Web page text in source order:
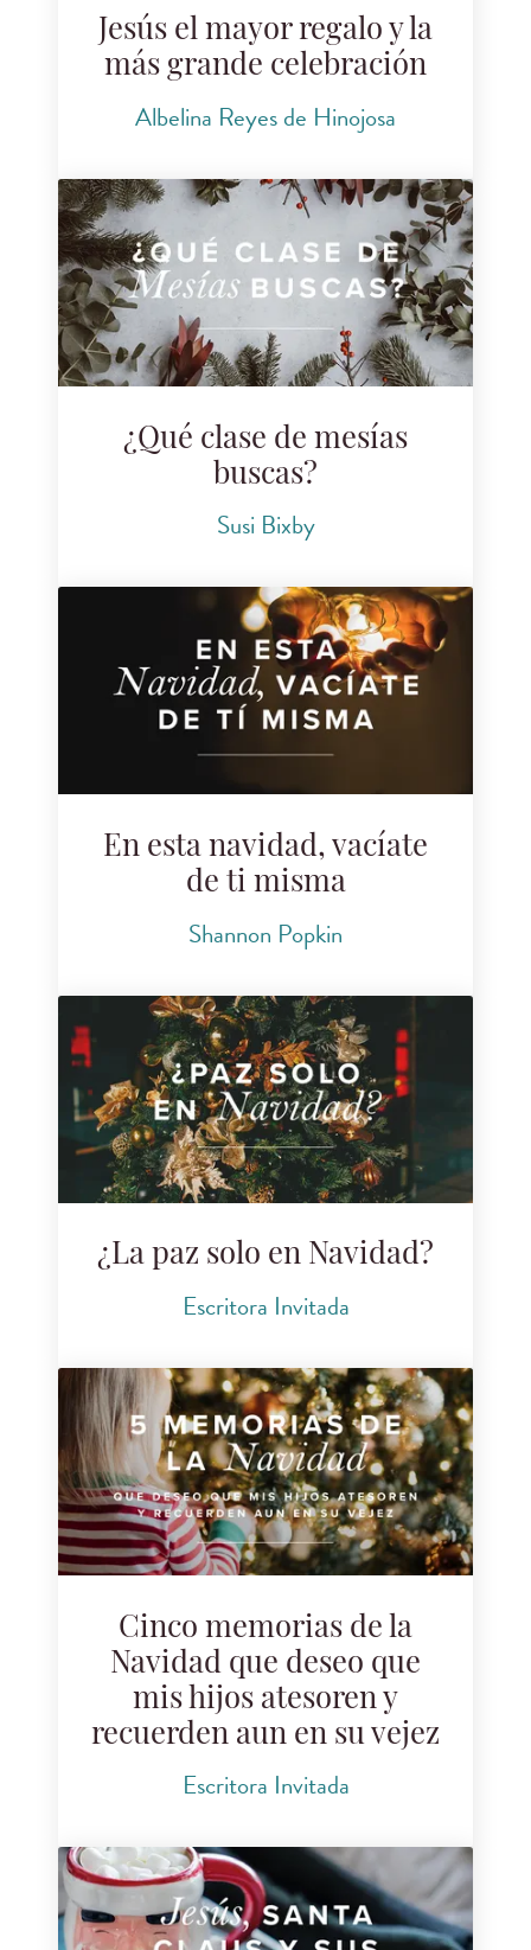
Jesús el mayor regalo y la
más grande celebración
Albelina Reyes de Hinojosa
¿Qué clase de mesías
buscas?
Susi Bixby
En esta navidad, vacíate
de ti misma
Shannon Popkin
¿La paz solo en Navidad?
Escritora Invitada
Cinco memorias de la
Navidad que deseo que
mis hijos atesoren y
recuerden aun en su vejez
Escritora Invitada